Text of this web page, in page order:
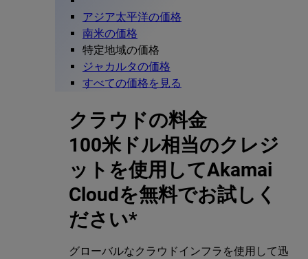
アジア太平洋の価格
南米の価格
特定地域の価格
ジャカルタの価格
すべての価格を見る
クラウドの料金
100米ドル相当のクレジ
ットを使用してAkamai
Cloudを無料でお試しく
ださい*
グローバルなクラウドインフラを使用して迅